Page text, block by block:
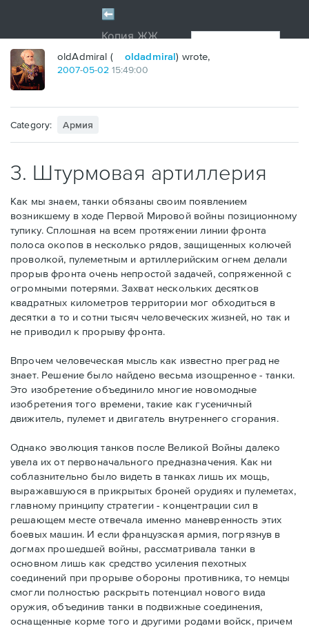
oldAdmiral ( oldadmiral) wrote,
2007-05-02 15:49:00
Category: Армия
3. Штурмовая артиллерия
Как мы знаем, танки обязаны своим появлением
возникшему в ходе Первой Мировой войны позиционному
тупику. Сплошная на всем протяжении линии фронта
полоса окопов в несколько рядов, защищенных колючей
проволкой, пулеметным и артиллерийским огнем делали
прорыв фронта очень непростой задачей, сопряженной с
огромными потерями. Захват нескольких десятков
квадратных километров территории мог обходиться в
десятки а то и сотни тысяч человеческих жизней, но так и
не приводил к прорыву фронта.
Впрочем человеческая мысль как известно преград не
знает. Решение было найдено весьма изощренное - танки.
Это изобретение объединило многие новомодные
изобретения того времени, такие как гусеничный
движитель, пулемет и двигатель внутреннего сгорания.
Однако эволюция танков после Великой Войны далеко
увела их от первоначального предназначения. Как ни
соблазнительно было видеть в танках лишь их мощь,
выражавшуюся в прикрытых броней орудиях и пулеметах,
главному принципу стратегии - концентрации сил в
решающем месте отвечала именно маневренность этих
боевых машин. И если французская армия, погрязнув в
догмах прошедшей войны, рассматривала танки в
основном лишь как средство усиления пехотных
соединений при прорыве обороны противника, то немцы
смогли полностью раскрыть потенциал нового вида
оружия, объединив танки в подвижные соединения,
оснащенные корме того и другими родами войск, причем